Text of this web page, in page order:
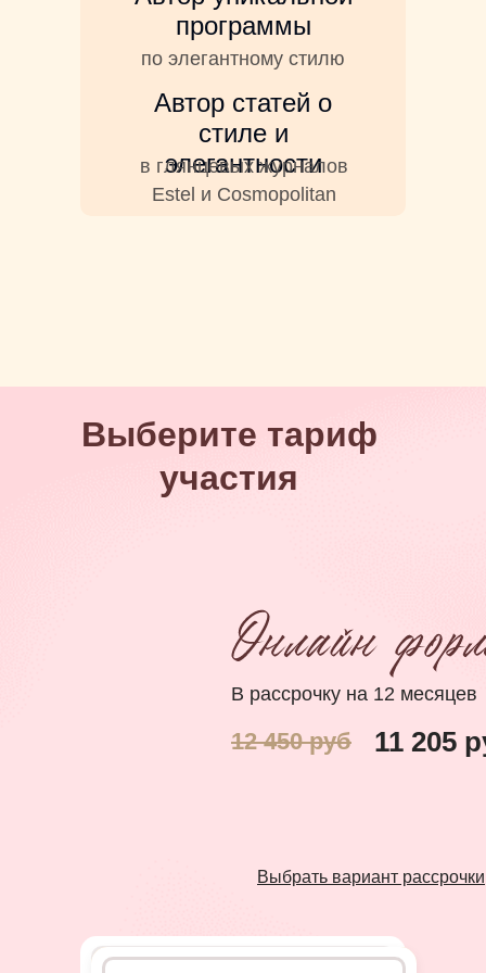
программы
по элегантному стилю
Автор статей о
стиле и
элегантности
в глянцевых журналов
Estel и Cosmopolitan
Выберите тариф
участия
В рассрочку на 12 месяцев
Выбрать вариант рассрочки
12 450 руб 11 205